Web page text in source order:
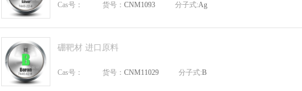
Cas号： 货号： CNM1093 分子式:Ag
硼靶材 进口原料
Cas号： 货号： CNM11029 分子式:B